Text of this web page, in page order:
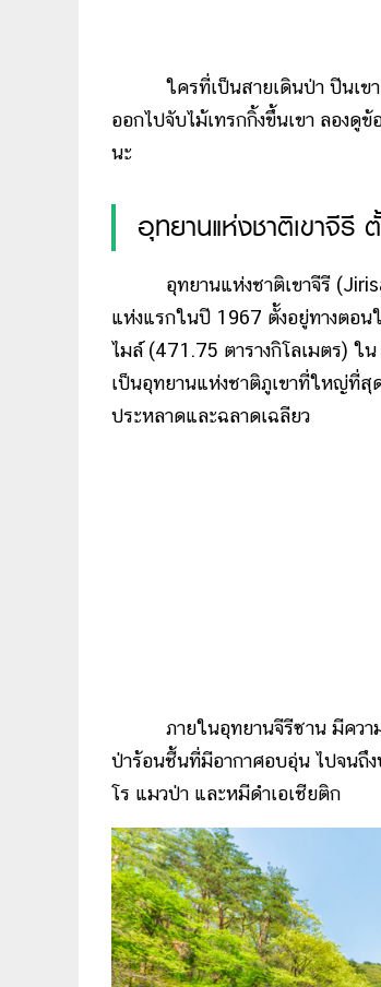
ใครที่เป็นสายเดินป่า ปีนเขา พ
ออกไปจับไม้เทรกกิ้งขึ้นเขา ลองดู
นะ
อุทยานแห่งชาติเขาจีรี
อุทยานแห่งชาติเขาจีรี
แห่งแรกในปี 1967 ตั้งอยู่ทางตอน
ไมล์ (471.75 ตารางกิโลเมตร)
เป็นอุทยานแห่งชาติภูเขาที่ใหญ่ที่สุ
ประหลาดและฉลาดเฉลียว
ภายในอุทยานจีรีซาน มีความห
ป่าร้อนชื้นที่มีอากาศอบอุ่น ไปจนถึง
โร แมวป่า และหมีดำเอเชียติก